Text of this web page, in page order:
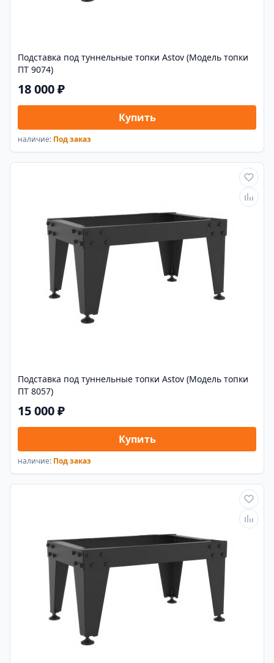
Подставка под туннельные топки Astov (Модель топки
ПТ 9074)
18 000 ₽
Купить
наличие: Под заказ
Подставка под туннельные топки Astov (Модель топки
ПТ 8057)
15 000 ₽
Купить
наличие: Под заказ